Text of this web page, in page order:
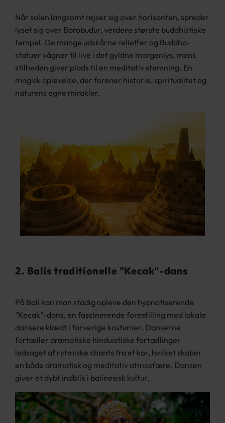
Når solen langsomt rejser sig over horisonten, spreder
lyset sig over Borobudur, verdens største buddhistiske
tempel. De mange udskårne relieffer og Buddha-
statuer vågner til live i det gyldne morgenlys, mens
stilheden giver plads til en meditativ stemning. En
magisk oplevelse, der forener historie, spiritualitet og
naturens egne mirakler.
2. Balis traditionelle "Kecak"-dans
På Bali kan man stadig opleve den hypnotiserende
"Kecak"-dans, en fascinerende forestilling med lokale
dansere klædt i farverige kostumer. Danserne
fortæller dramatiske hinduistiske fortællinger
ledsaget af rytmiske chants fra et kor, hvilket skaber
en både dramatisk og meditativ atmosfære. Dansen
giver et dybt indblik i balinesisk kultur.